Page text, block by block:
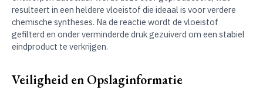
resulteert in een heldere vloeistof die ideaal is voor verdere
chemische syntheses. Na de reactie wordt de vloeistof
gefilterd en onder verminderde druk gezuiverd om een stabiel
eindproduct te verkrijgen.
Veiligheid en Opslaginformatie